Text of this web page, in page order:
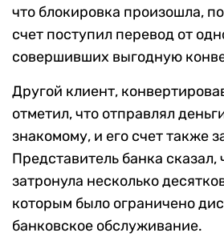
что блокировка произошла,
счет поступил перевод от
совершивших выгодную
Другой клиент,
отметил, что отправлял
знакомому, и его счет также
Представитель банка сказал,
затронула несколько
которым было ограничено
банковское обслуживание.